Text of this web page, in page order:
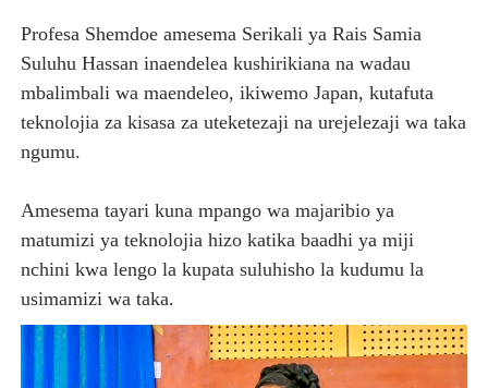
Profesa Shemdoe amesema Serikali ya Rais Samia
Suluhu Hassan inaendelea kushirikiana na wadau
mbalimbali wa maendeleo, ikiwemo Japan, kutafuta
teknolojia za kisasa za uteketezaji na urejelezaji wa taka
ngumu.
Amesema tayari kuna mpango wa majaribio ya
matumizi ya teknolojia hizo katika baadhi ya miji
nchini kwa lengo la kupata suluhisho la kudumu la
usimamizi wa taka.